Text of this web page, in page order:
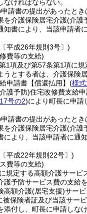
なければならない。
請書の提出があったとき
を介護保険居宅介護(介護
知書により、当該申請者
平成26年規則3号〕)
費等の支給)
1項及び第57条第1項に
うとする者は、介護保険
申請書【償還払用】 (様
護予防)住宅改修費支給
号の2)により町長に申請
請書の提出があったとき
を介護保険居宅介護(介護
により、当該申請者に通
平成22年規則22号〕)
費等の支給)
規定する高額介護サービ
護予防サービス費の支給
高額介護(居宅支援)サー
被保険者証及び当該サー
添付し、町長に申請しな